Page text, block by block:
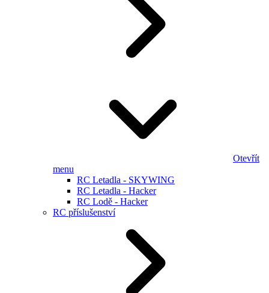
Otevřít
menu
RC Letadla - SKYWING
RC Letadla - Hacker
RC Lodě - Hacker
RC příslušenství